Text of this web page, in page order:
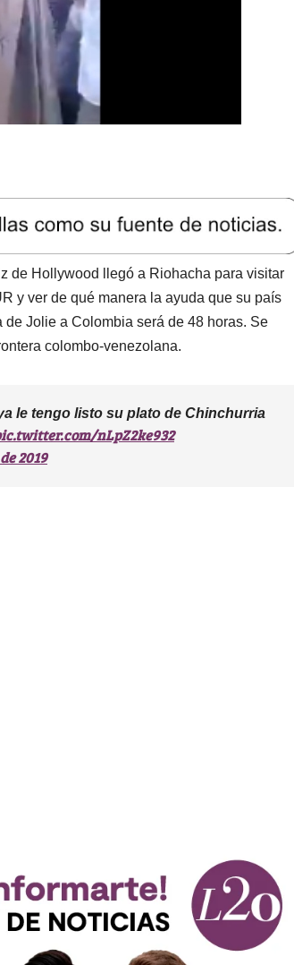
de Hollywood llegó a Riohacha para visitar
y ver de qué manera la ayuda que su país
Jolie a Colombia será de 48 horas. Se
colombo-venezolana.
le tengo listo su plato de Chinchurria
nLpZ2ke932
2019